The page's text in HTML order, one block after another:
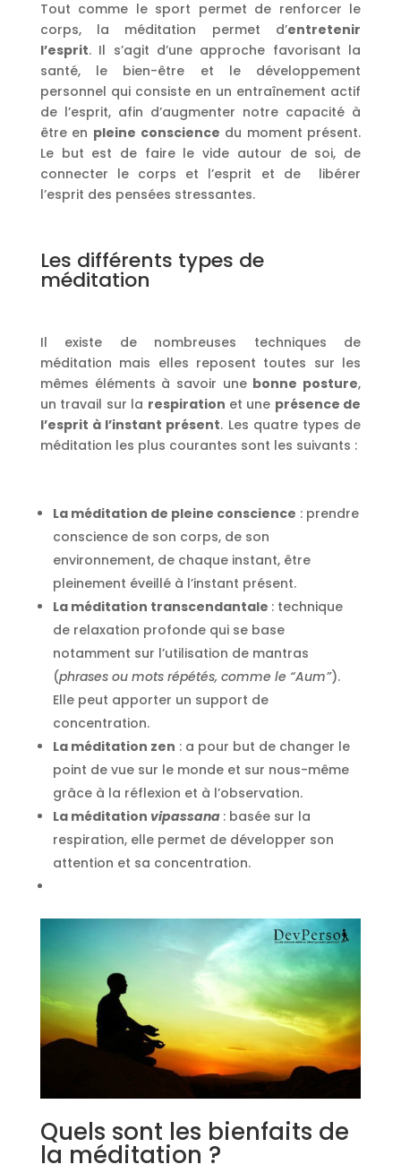
Tout comme le sport permet de renforcer le
corps, la méditation permet d’entretenir
l’esprit. Il s’agit d’une approche favorisant la
santé, le bien-être et le développement
personnel qui consiste en un entraînement actif
de l’esprit, afin d’augmenter notre capacité à
être en pleine conscience du moment présent.
Le but est de faire le vide autour de soi, de
connecter le corps et l’esprit et de libérer
l’esprit des pensées stressantes.
Les différents types de
méditation
Il existe de nombreuses techniques de
méditation mais elles reposent toutes sur les
mêmes éléments à savoir une bonne posture,
un travail sur la respiration et une présence de
l’esprit à l’instant présent. Les quatre types de
méditation les plus courantes sont les suivants :
La méditation de pleine conscience : prendre
conscience de son corps, de son
environnement, de chaque instant, être
pleinement éveillé à l’instant présent.
La méditation transcendantale : technique
de relaxation profonde qui se base
notamment sur l’utilisation de mantras
(phrases ou mots répétés, comme le “Aum”).
Elle peut apporter un support de
concentration.
La méditation zen : a pour but de changer le
point de vue sur le monde et sur nous-même
grâce à la réflexion et à l’observation.
La méditation vipassana : basée sur la
respiration, elle permet de développer son
attention et sa concentration.
Quels sont les bienfaits de
la méditation ?